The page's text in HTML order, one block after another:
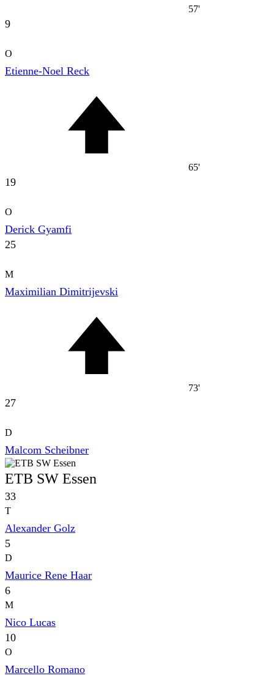
57'
9
O
Etienne-Noel Reck
65'
19
O
Derick Gyamfi
25
M
Maximilian Dimitrijevski
73'
27
D
Malcom Scheibner
ETB SW Essen
33
T
Alexander Golz
5
D
Maurice Rene Haar
6
M
Nico Lucas
10
O
Marcello Romano